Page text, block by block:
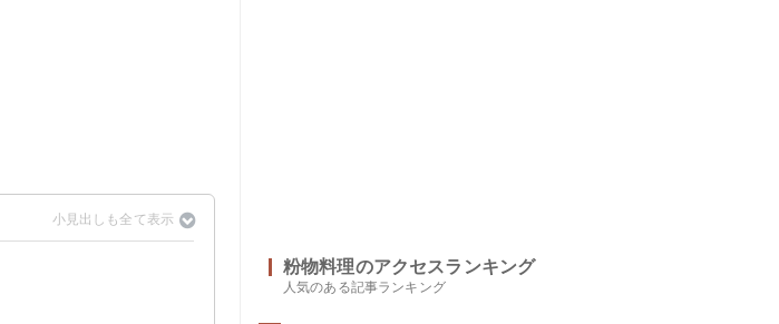
粉物料理のアクセスランキング
人気のある記事ランキング